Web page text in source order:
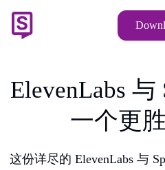
ElevenLabs 与
一个更
这份详尽的 ElevenLabs 与